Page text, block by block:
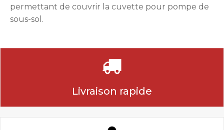
permettant de couvrir la cuvette pour pompe de
sous-sol.
Livraison rapide